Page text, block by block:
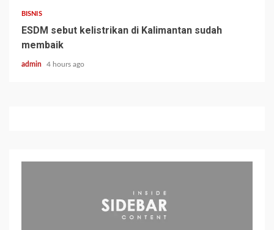
BISNIS
ESDM sebut kelistrikan di Kalimantan sudah
membaik
admin 4 hours ago